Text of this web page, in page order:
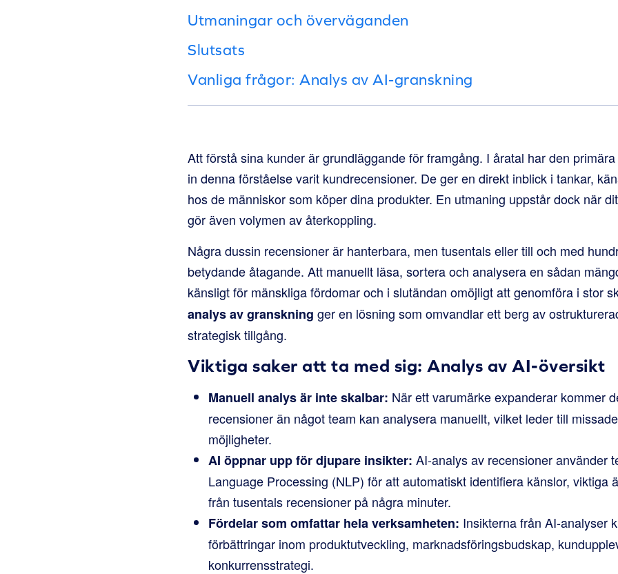
Utmaningar och överväganden
Slutsats
Vanliga frågor: Analys av AI-granskning
Att förstå sina kunder är grundläggande för framgång. I åratal har den
in denna förståelse varit kundrecensioner. De ger en direkt inblick i tankar,
hos de människor som köper dina produkter. En utmaning uppstår dock när
gör även volymen av återkoppling.
Några dussin recensioner är hanterbara, men tusentals eller till och med
betydande åtagande. Att manuellt läsa, sortera och analysera en sådan
känsligt för mänskliga fördomar och i slutändan omöjligt att genomföra i stor
analys av granskning ger en lösning som omvandlar ett berg av
strategisk tillgång.
Viktiga saker att ta med sig: Analys av AI-översikt
Manuell analys är inte skalbar: När ett varumärke expanderar kommer
recensioner än något team kan analysera manuellt, vilket leder till
möjligheter.
AI öppnar upp för djupare insikter: AI-analys av recensioner använder
Language Processing (NLP) för att automatiskt identifiera känslor, viktiga
från tusentals recensioner på några minuter.
Fördelar som omfattar hela verksamheten: Insikterna från AI-analyser
förbättringar inom produktutveckling, marknadsföringsbudskap,
konkurrensstrategi.